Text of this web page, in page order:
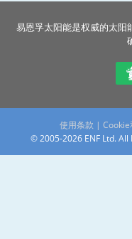
易恩孚太阳能是权威的太阳
使用条款 | Cookie
© 2005-2026 ENF Ltd. All